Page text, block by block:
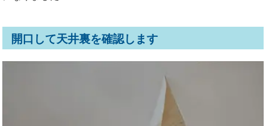
開口して天井裏を確認します